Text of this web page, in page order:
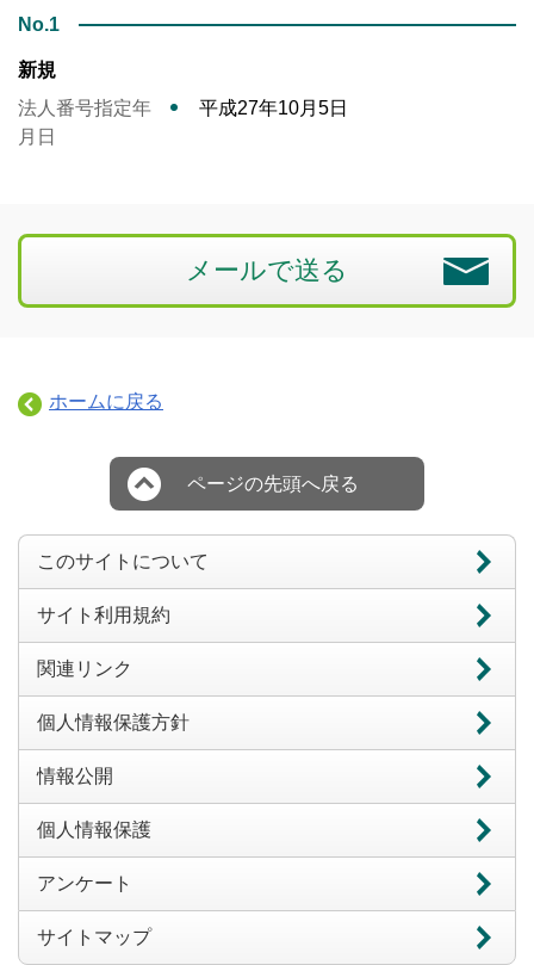
No.1
新規
法人番号指定年
月日
平成27年10月5日
メールで送る
ホームに戻る
ページの先頭へ戻る
このサイトについて
サイト利用規約
関連リンク
個人情報保護方針
情報公開
個人情報保護
アンケート
サイトマップ